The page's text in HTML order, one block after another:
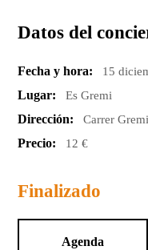
Datos del
Fecha y hora: 15
Lugar: Es Gremi
Dirección: Carrer
Precio: 12 €
Finalizado
Agenda